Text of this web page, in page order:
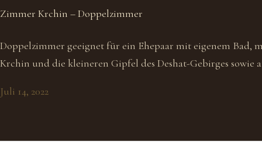
Zimmer Krchin – Doppelzimmer
Doppelzimmer geeignet für ein Ehepaar mit eigenem Bad,
Krchin und die kleineren Gipfel des Deshat-Gebirges sowie
Juli 14, 2022